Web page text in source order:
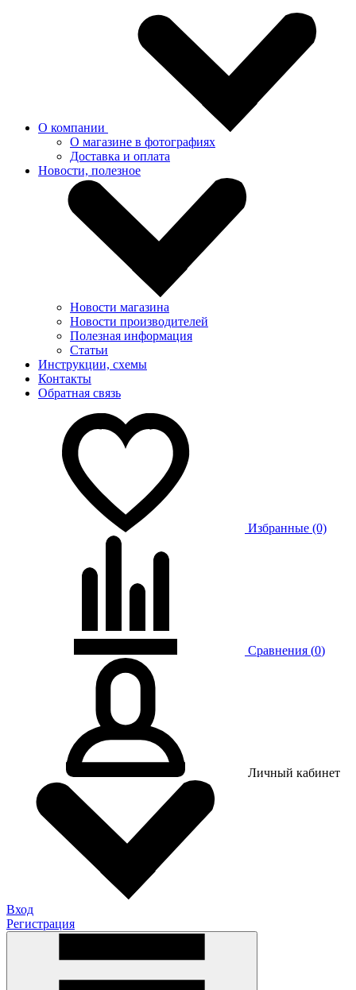
О компании
О магазине в фотографиях
Доставка и оплата
Новости, полезное
Новости магазина
Новости производителей
Полезная информация
Статьи
Инструкции, схемы
Контакты
Обратная связь
Избранные (0)
Сравнения (0)
Личный кабинет
Вход
Регистрация